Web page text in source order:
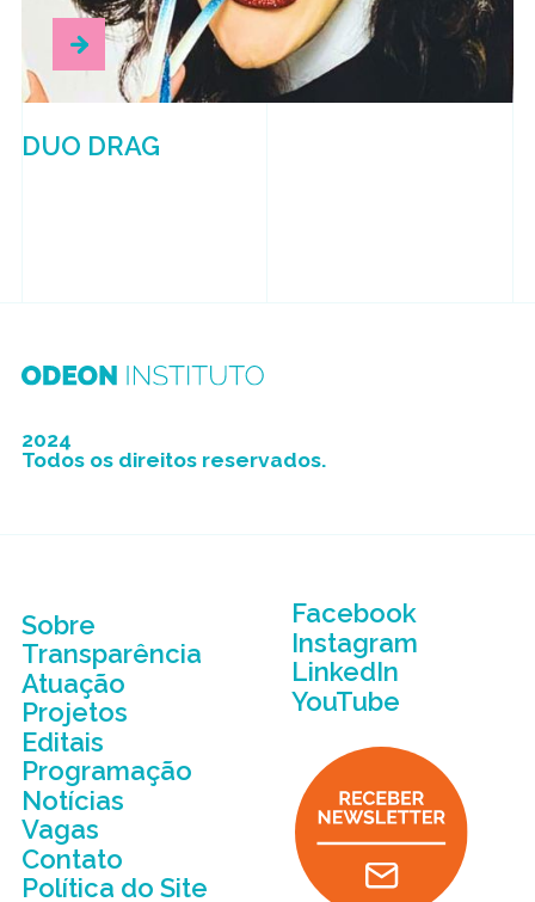
DUO DRAG
2024
Todos os direitos reservados.
Sobre
Transparência
Atuação
Projetos
Editais
Programação
Notícias
Vagas
Contato
Política do Site
Facebook
Instagram
LinkedIn
YouTube